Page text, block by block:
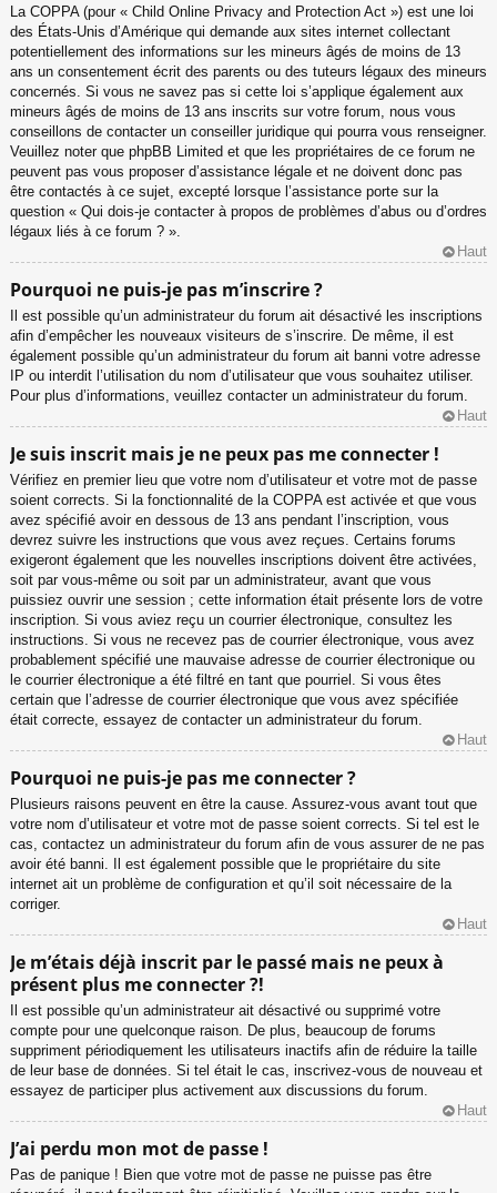
La COPPA (pour « Child Online Privacy and Protection Act ») est une loi
des États-Unis d’Amérique qui demande aux sites internet collectant
potentiellement des informations sur les mineurs âgés de moins de 13
ans un consentement écrit des parents ou des tuteurs légaux des mineurs
concernés. Si vous ne savez pas si cette loi s’applique également aux
mineurs âgés de moins de 13 ans inscrits sur votre forum, nous vous
conseillons de contacter un conseiller juridique qui pourra vous renseigner.
Veuillez noter que phpBB Limited et que les propriétaires de ce forum ne
peuvent pas vous proposer d’assistance légale et ne doivent donc pas
être contactés à ce sujet, excepté lorsque l’assistance porte sur la
question « Qui dois-je contacter à propos de problèmes d’abus ou d’ordres
légaux liés à ce forum ? ».
Haut
Pourquoi ne puis-je pas m’inscrire ?
Il est possible qu’un administrateur du forum ait désactivé les inscriptions
afin d’empêcher les nouveaux visiteurs de s’inscrire. De même, il est
également possible qu’un administrateur du forum ait banni votre adresse
IP ou interdit l’utilisation du nom d’utilisateur que vous souhaitez utiliser.
Pour plus d’informations, veuillez contacter un administrateur du forum.
Haut
Je suis inscrit mais je ne peux pas me connecter !
Vérifiez en premier lieu que votre nom d’utilisateur et votre mot de passe
soient corrects. Si la fonctionnalité de la COPPA est activée et que vous
avez spécifié avoir en dessous de 13 ans pendant l’inscription, vous
devrez suivre les instructions que vous avez reçues. Certains forums
exigeront également que les nouvelles inscriptions doivent être activées,
soit par vous-même ou soit par un administrateur, avant que vous
puissiez ouvrir une session ; cette information était présente lors de votre
inscription. Si vous aviez reçu un courrier électronique, consultez les
instructions. Si vous ne recevez pas de courrier électronique, vous avez
probablement spécifié une mauvaise adresse de courrier électronique ou
le courrier électronique a été filtré en tant que pourriel. Si vous êtes
certain que l’adresse de courrier électronique que vous avez spécifiée
était correcte, essayez de contacter un administrateur du forum.
Haut
Pourquoi ne puis-je pas me connecter ?
Plusieurs raisons peuvent en être la cause. Assurez-vous avant tout que
votre nom d’utilisateur et votre mot de passe soient corrects. Si tel est le
cas, contactez un administrateur du forum afin de vous assurer de ne pas
avoir été banni. Il est également possible que le propriétaire du site
internet ait un problème de configuration et qu’il soit nécessaire de la
corriger.
Haut
Je m’étais déjà inscrit par le passé mais ne peux à
présent plus me connecter ?!
Il est possible qu’un administrateur ait désactivé ou supprimé votre
compte pour une quelconque raison. De plus, beaucoup de forums
suppriment périodiquement les utilisateurs inactifs afin de réduire la taille
de leur base de données. Si tel était le cas, inscrivez-vous de nouveau et
essayez de participer plus activement aux discussions du forum.
Haut
J’ai perdu mon mot de passe !
Pas de panique ! Bien que votre mot de passe ne puisse pas être